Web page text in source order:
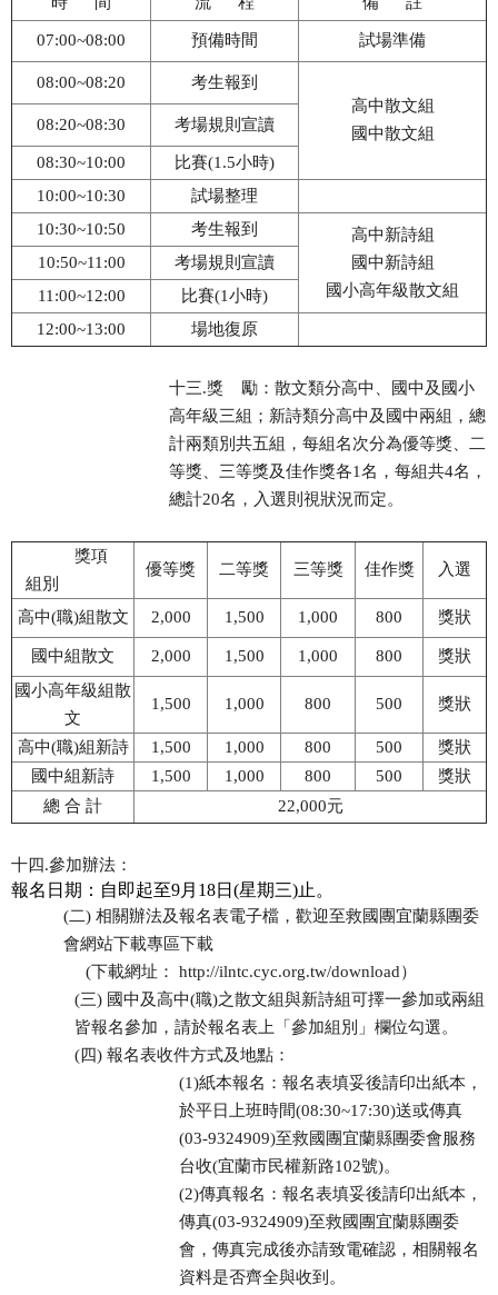
07:00~08:00 預備時間 試場準備
08:00~08:20
考生報到
高中散文組
國中散文組
08:20~08:30 考場規則宣讀
08:30~10:00
比賽(1.5小時)
10:00~10:30
試場整理
10:30~10:50
考生報到
高中新詩組
國中新詩組
國小高年級散文組
10:50~11:00
考場規則宣讀
11:00~12:00
比賽(1小時)
12:00~13:00
場地復原
十三.獎 勵：散文類分高中、國中及國小
高年級三組；新詩類分高中及國中兩組，總
計兩類別共五組，每組名次分為優等獎、二
等獎、三等獎及佳作獎各1名，每組共4名，
總計20名，入選則視狀況而定。
獎項
組別
優等獎 二等獎 三等獎 佳作獎 入選
高中(職)組散文 2,000 1,500 1,000 800 獎狀
國中組散文 2,000 1,500 1,000 800
獎狀
國小高年級組散
文
1,500 1,000 800 500 獎狀
高中(職)組新詩 1,500 1,000 800 500
獎狀
國中組新詩
1,500 1,000 800 500
獎狀
總 合 計
22,000元
十四.參加辦法：
報名日期：自即起至9月18日(星期三)止。
(二) 相關辦法及報名表電子檔，歡迎至救國團宜蘭縣團委
會網站下載專區下載
(下載網址： http://ilntc.cyc.org.tw/download）
(三) 國中及高中(職)之散文組與新詩組可擇一參加或兩組
皆報名參加，請於報名表上「參加組別」欄位勾選。
(四) 報名表收件方式及地點：
(1)紙本報名：報名表填妥後請印出紙本，
於平日上班時間(08:30~17:30)送或傳真
(03-9324909)至救國團宜蘭縣團委會服務
台收(宜蘭市民權新路102號)。
(2)傳真報名：報名表填妥後請印出紙本，
傳真(03-9324909)至救國團宜蘭縣團委
會，傳真完成後亦請致電確認，相關報名
資料是否齊全與收到。